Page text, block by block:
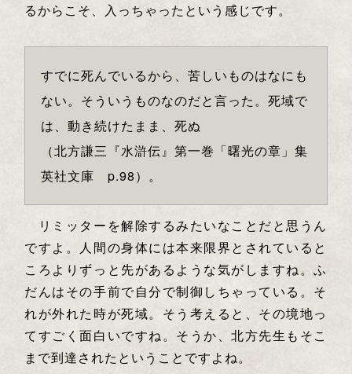
るからこそ、入っちゃったという感じです。
すでに死んでいるから、苦しいものはなにも
ない。そういうものなのだと言った。死域で
は、動き続けたまま、死ぬ
（北方謙三『水滸伝』第一巻「曙光の章」集
英社文庫 p.98）。
リミッターを解除するみたいなことだと思うん
ですよ。人間の身体には本来限界とされていると
ころよりずっと先があるような気がしますね。ふ
だんはその手前で自分で制御しちゃっている。そ
れが外れた時が死域。そう考えると、その境地っ
てすごく面白いですね。そうか、北方先生もそこ
まで到達されたということですよね。